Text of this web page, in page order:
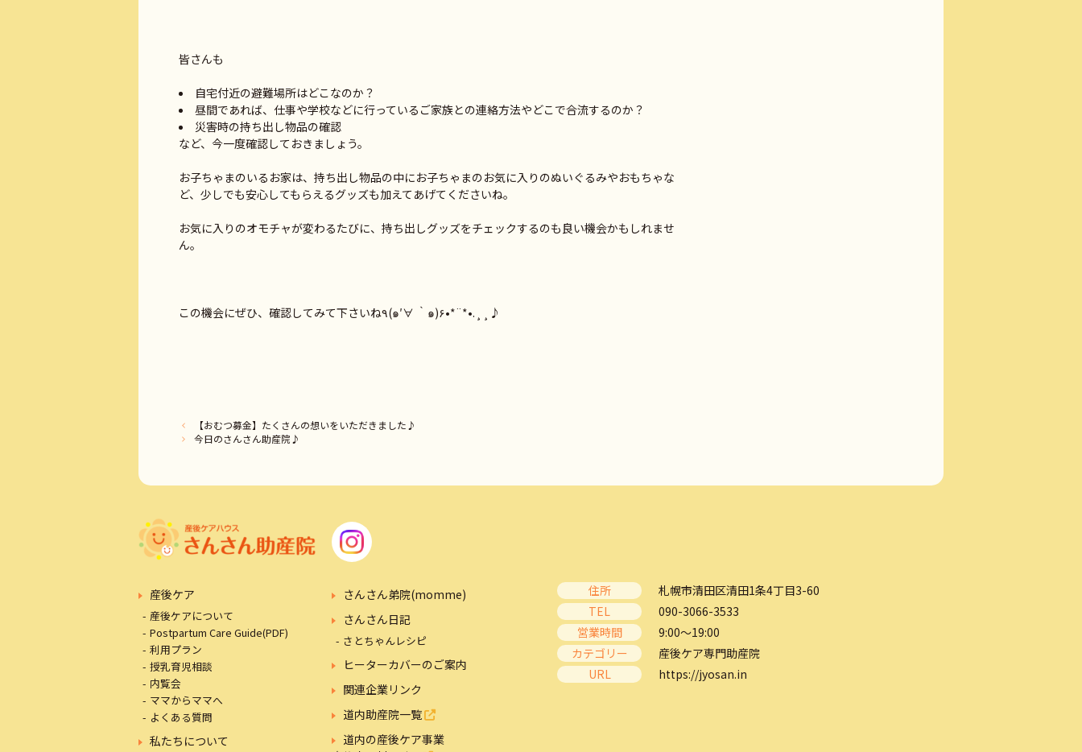
皆さんも
自宅付近の避難場所はどこなのか？
昼間であれば、仕事や学校などに行っているご家族との連絡方法やどこで合流するのか？
災害時の持ち出し物品の確認
など、今一度確認しておきましょう。
お子ちゃまのいるお家は、持ち出し物品の中にお子ちゃまのお気に入りのぬいぐるみやおもちゃな
ど、少しでも安心してもらえるグッズも加えてあげてくださいね。
お気に入りのオモチャが変わるたびに、持ち出しグッズをチェックするのも良い機会かもしれませ
ん。
この機会にぜひ、確認してみて下さいね٩(๑′∀ ‵๑)۶•*¨*•.¸¸♪
【おむつ募金】たくさんの想いをいただきました♪
今日のさんさん助産院♪
産後ケア
産後ケアについて
Postpartum Care Guide(PDF)
利用プラン
授乳育児相談
内覧会
ママからママへ
よくある質問
私たちについて
さんさん弟院(momme)
さんさん日記
さとちゃんレシピ
ヒーターカバーのご案内
関連企業リンク
道内助産院一覧
道内の産後ケア事業
住所
札幌市清田区清田1条4丁目3-60
TEL
090-3066-3533
営業時間
9:00～19:00
カテゴリー
産後ケア専門助産院
URL
https://jyosan.in